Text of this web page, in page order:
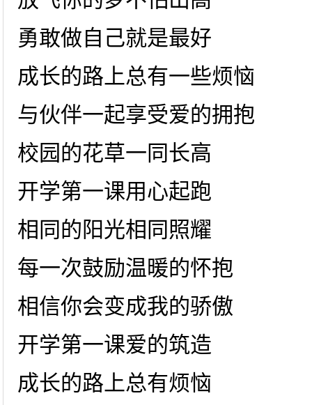
勇敢做自己就是最好
成长的路上总有一些烦恼
与伙伴一起享受爱的拥抱
校园的花草一同长高
开学第一课用心起跑
相同的阳光相同照耀
每一次鼓励温暖的怀抱
相信你会变成我的骄傲
开学第一课爱的筑造
成长的路上总有烦恼